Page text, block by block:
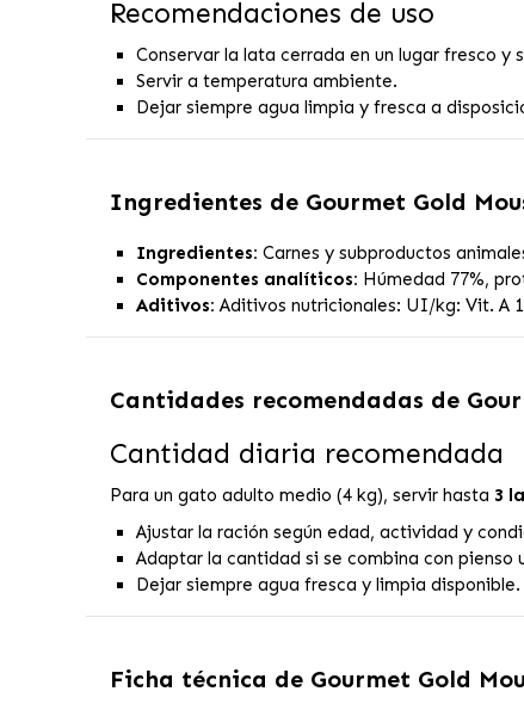
Recomendaciones de uso
Conservar la lata cerrada en un lugar fresco y
Servir a temperatura ambiente.
Dejar siempre agua limpia y fresca a
Ingredientes de Gourmet Gold
Ingredientes: Carnes y subproductos
Componentes analíticos: Húmedad 77%,
Aditivos: Aditivos nutricionales: UI/kg: Vit. A
Cantidades recomendadas de
Cantidad diaria recomendada
Para un gato adulto medio (4 kg), servir hasta 3
Ajustar la ración según edad, actividad y
Adaptar la cantidad si se combina con pienso
Dejar siempre agua fresca y limpia disponible.
Ficha técnica de Gourmet Gold